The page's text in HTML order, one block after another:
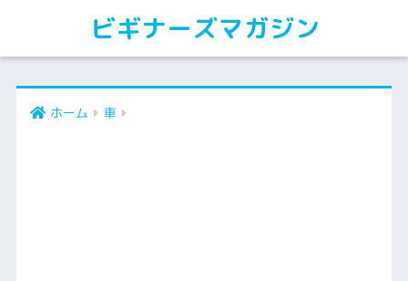
ビギナーズマガジン
ホーム 車